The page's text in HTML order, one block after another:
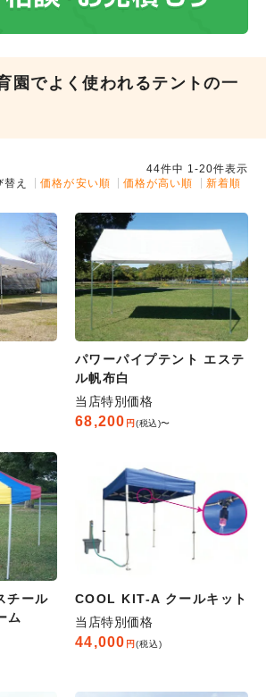
小さめのテントを検索していて
トが多い中、1.2mのサイズがあ
に出来るし希望の商品が届いて
や強度などには満足していま
高めなのでもう少し安くなって
です。
はこちら
園でよく使われるテントの一
替え 価格が安い順 価格が高い順 新着順
44件中 1-20件表示
パワーパイプテント エステ
ル帆布白
当店特別価格
68,200 税込 〜
チール
ム
COOL KIT-A クールキット
当店特別価格
44,000 税込